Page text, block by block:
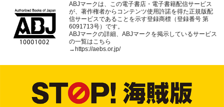
ABJマークは、この電子書店・電子書籍配信サービス
が、著作権者からコンテンツ使用許諾を得た正規版配
信サービスであることを示す登録商標（登録番号 第
6091713号）です。
ABJマークの詳細、ABJマークを掲示しているサービス
の一覧はこちら
→ https://aebs.or.jp/